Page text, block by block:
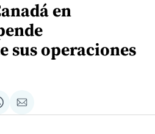
en
sus operaciones
Compartir
via